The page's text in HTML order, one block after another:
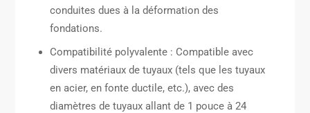
conduites dues à la déformation des
fondations.
Compatibilité polyvalente : Compatible avec
divers matériaux de tuyaux (tels que les tuyaux
en acier, en fonte ductile, etc.), avec des
diamètres de tuyaux allant de 1 pouce à 24